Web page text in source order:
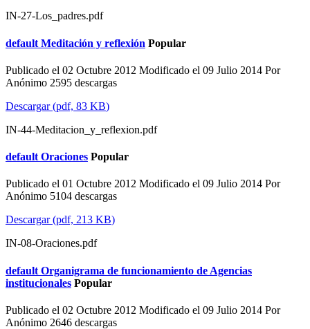
IN-27-Los_padres.pdf
default Meditación y reflexión Popular
Publicado el 02 Octubre 2012 Modificado el 09 Julio 2014 Por
Anónimo 2595 descargas
Descargar(pdf, 83 KB)
IN-44-Meditacion_y_reflexion.pdf
default Oraciones Popular
Publicado el 01 Octubre 2012 Modificado el 09 Julio 2014 Por
Anónimo 5104 descargas
Descargar(pdf, 213 KB)
IN-08-Oraciones.pdf
default Organigrama de funcionamiento de Agencias
institucionales Popular
Publicado el 02 Octubre 2012 Modificado el 09 Julio 2014 Por
Anónimo 2646 descargas